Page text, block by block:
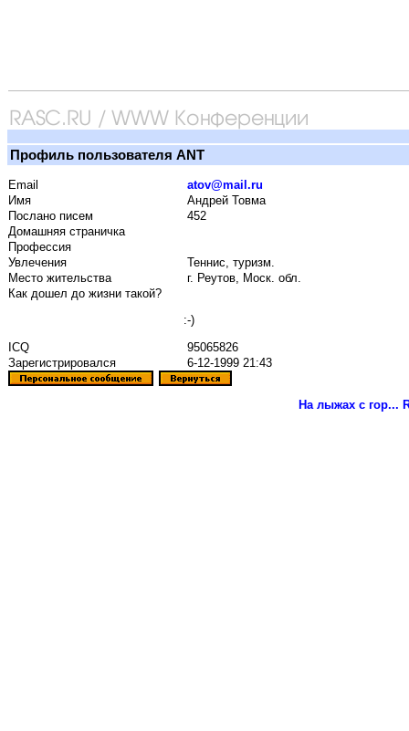
Профиль пользователя ANT
Email
atov@mail.ru
Имя
Андрей Товма
Послано писем
452
Домашняя страничка
Профессия
Увлечения
Теннис, туризм.
Место жительства
г. Реутов, Моск. обл.
Как дошел до жизни такой?
:-)
ICQ
95065826
Зарегистрировался
6-12-1999 21:43
На лыжах с гор...